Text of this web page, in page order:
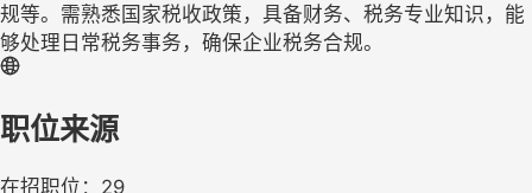
规等。需熟悉国家税收政策，具备财务、税务专业知识，能
够处理日常税务事务，确保企业税务合规。
职位来源
在招职位：29